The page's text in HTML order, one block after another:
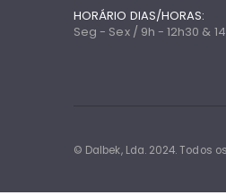
HORÁRIO DIAS/HORAS:
Seg - Sex / 9h - 12h30 &
© Dalbek, Lda. 2024. Todos